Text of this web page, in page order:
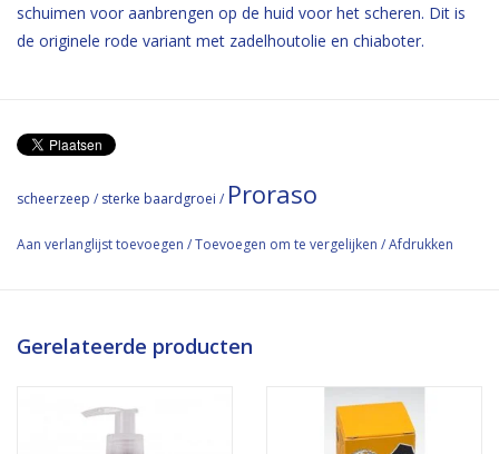
schuimen voor aanbrengen op de huid voor het scheren. Dit is
de originele rode variant met zadelhoutolie en chiaboter.
scheerzeep / sterke baardgroei / Proraso
Aan verlanglijst toevoegen /Toevoegen om te vergelijken /Afdrukken
Gerelateerde producten